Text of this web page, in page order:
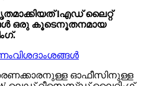
lഎഡ് ലൈറ്റ്
ഒരു കൂടെനൂതനമായ
വിശദാംശങ്ങൾ